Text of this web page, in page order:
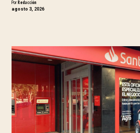
PorRedacción
agosto 3, 2026